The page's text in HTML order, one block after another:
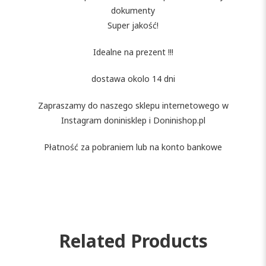
dokumenty
Super jakość!
Idealne na prezent !!!
dostawa okolo 14 dni
Zapraszamy do naszego sklepu internetowego w
Instagram doninisklep i Doninishop.pl
Płatność za pobraniem lub na konto bankowe
Related Products